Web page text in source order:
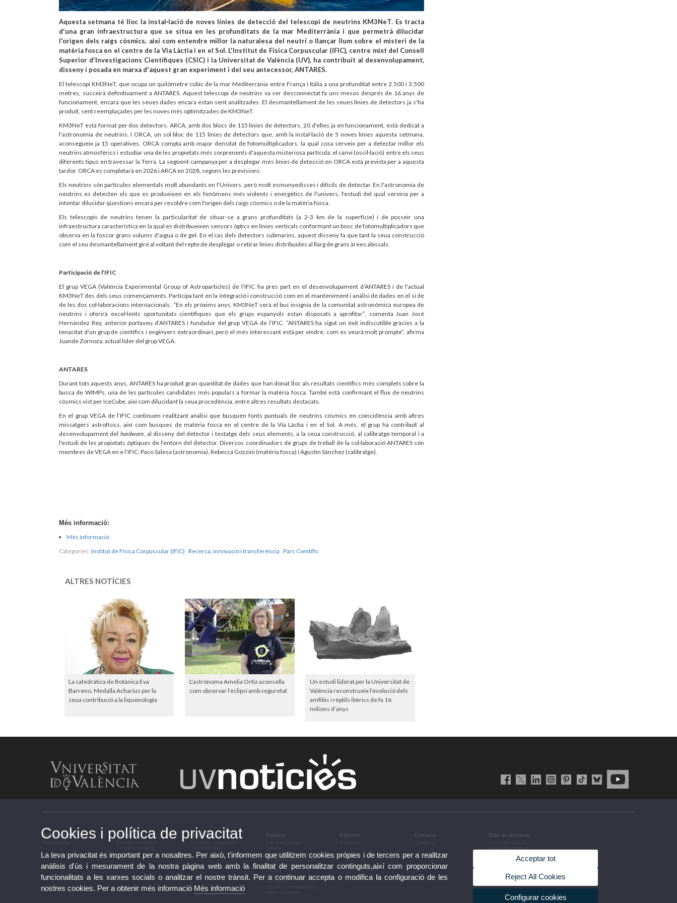
Aquesta setmana té lloc la instal·lació de noves línies de detecció del telescopi de neutrins KM3NeT. Es tracta
d'una gran infraestructura que se situa en les profunditats de la mar Mediterrània i que permetrà dilucidar
l'origen dels raigs còsmics, així com entendre millor la naturalesa del neutrí o llançar llum sobre el misteri de la
matèria fosca en el centre de la Via Làctia i en el Sol. L'Institut de Física Corpuscular (IFIC), centre mixt del Consell
Superior d'Investigacions Científiques (CSIC) i la Universitat de València (UV), ha contribuït al desenvolupament,
disseny i posada en marxa d'aquest gran experiment i del seu antecessor, ANTARES.
El telescopi KM3NeT, que ocupa un quilòmetre cúbic de la mar Mediterrània entre França i Itàlia a una profunditat entre 2.500 i 3.500
metres, succeirà definitivament a ANTARES. Aquest telescopi de neutrins va ser desconnectat fa uns mesos després de 16 anys de
funcionament, encara que les seues dades encara estan sent analitzades. El desmantellament de les seues línies de detectors ja s'ha
produït, sent reemplaçades per les noves més optimitzades de KM3NeT.
KM3NeT està format per dos detectors. ARCA, amb dos blocs de 115 línies de detectors, 20 d'elles ja en funcionament, està dedicat a
l'astronomia de neutrins. I ORCA, un sol bloc de 115 línies de detectors que, amb la instal·lació de 5 noves línies aquesta setmana,
aconsegueix ja 15 operatives. ORCA compta amb major densitat de fotomultiplicadors, la qual cosa serveix per a detectar millor els
neutrins atmosfèrics i estudiar una de les propietats més sorprenents d'aquesta misteriosa partícula: el canvi (oscil·lació) entre els seus
diferents tipus en travessar la Terra. La següent campanya per a desplegar més línies de detecció en ORCA està prevista per a aquesta
tardor. ORCA es completarà en 2026 i ARCA en 2028, segons les previsions.
Els neutrins són partícules elementals molt abundants en l'Univers, però molt esmunyedisses i difícils de detectar. En l'astronomia de
neutrins es detecten els que es produeixen en els fenòmens més violents i energètics de l'univers, l'estudi del qual serviria per a
intentar dilucidar qüestions encara per resoldre com l'origen dels raigs còsmics o de la matèria fosca.
Els telescopis de neutrins tenen la particularitat de situar-se a grans profunditats (a 2-3 km de la superfície) i de posseir una
infraestructura característica en la qual es distribueixen sensors òptics en línies verticals conformant un bosc de fotomultiplicadors que
observa en la foscor grans volums d'aigua o de gel. En el cas dels detectors submarins, aquest disseny fa que tant la seua construcció
com el seu desmantellament gire al voltant del repte de desplegar o retirar línies distribuïdes al llarg de grans àrees abissals.
Participació de l’IFIC
El grup VEGA (València Experimental Group of Astroparticles) de l’IFIC ha pres part en el desenvolupament d’ANTARES i de l'actual
KM3NeT des dels seus començaments. Participa tant en la integració i construcció com en el manteniment i anàlisi de dades en el si de
de les dos col·laboracions internacionals. “En els pròxims anys, KM3NeT serà el buc insignia de la comunitat astronòmica europea de
neutrins i oferirà excel·lents oportunitats científiques que els grups espanyols estan disposats a aprofitar”, comenta Juan José
Hernández Rey, anterior portaveu d’ANTARES i fundador del grup VEGA de l’IFIC. “ANTARES ha sigut un èxit indiscutible gràcies a la
tenacitat d'un grup de científics i enginyers extraordinari, però el més interessant està per vindre, com es veurà molt prompte”, afirma
Juande Zornoza, actual líder del grup VEGA.
ANTARES
Durant tots aquests anys, ANTARES ha produït gran quantitat de dades que han donat lloc als resultats científics més complets sobre la
busca de WIMPs, una de les partícules candidates més populars a formar la matèria fosca. També està confirmant el flux de neutrins
còsmics vist per IceCube, així com dilucidant la seua procedència, entre altres resultats destacats.
En el grup VEGA de l’IFIC continuen realitzant anàlisi que busquen fonts puntuals de neutrins còsmics en coincidència amb altres
missatgers astrofísics, així com busques de matèria fosca en el centre de la Via Làctia i en el Sol. A més, el grup ha contribuït al
desenvolupament del hardware, al disseny del detector i testatge dels seus elements, a la seua construcció, al calibratge temporal i a
l'estudi de les propietats òptiques de l'entorn del detector. Diversos coordinadors de grups de treball de la col·laboració ANTARES són
membres de VEGA en e l’IFIC: Paco Salesa (astronomia), Rebecca Gozzini (matèria fosca) i Agustín Sánchez (calibratge).
Més informació:
Més informació
Categories: Institut de Física Corpuscular (IFIC) , Recerca, innovació i transferència , Parc Científic
ALTRES NOTÍCIES
La catedràtica de Botànica Eva
Barreno, Medalla Acharius per la
seua contribució a la liquenologia
L'astrònoma Amelia Ortiz aconsella
com observar l’eclipsi amb seguretat
Un estudi liderat per la Universitat de
València reconstrueix l’evolució dels
amfibis i rèptils ibèrics de fa 16
milions d’anys
Institucional Estudis Recerca Cultura
Conferències i debats
Congressos i jornades
Exposicions
Lletres
Música
Patrimoni
Esports Campus Sala de premsa
Acords de govern
Cookies i política de privacitat
La teva privacitat és important per a nosaltres. Per això, t'informem que utilitzem cookies pròpies i de tercers per a realitzar
anàlisis d'ús i mesurament de la nostra pàgina web amb la finalitat de personalitzar continguts,així com proporcionar
funcionalitats a les xarxes socials o analitzar el nostre trànsit. Per a continuar accepta o modifica la configuració de les
nostres cookies. Per a obtenir més informació Més informació
Acceptar tot
Reject All Cookies
Configurar cookies